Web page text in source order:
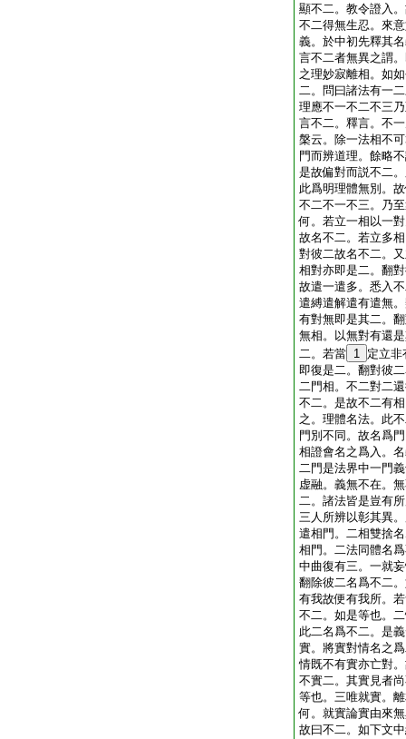
顯不二。教令證入
不二得無生忍。來
義。於中初先釋其
言不二者無異之謂
之理妙寂離相。如
二。問曰諸法有一
理應不一不二不三
言不二。釋言。不
槃云。除一法相不
門而辨道理。餘略
是故偏對而説不二
此爲明理體無別。
不二不一不三。乃
何。若立一相以一
故名不二。若立多
對彼二故名不二。
相對亦即是二。翻
故遣一遣多。悉入
遣縛遣解遣有遣無
有對無即是其二。
無相。以無對有還
二。若當 1 定立非
即復是二。翻對彼
二門相。不二對二
不二。是故不二有
之。理體名法。此
門別不同。故名爲
相證會名之爲入。
二門是法界中一門
虚融。義無不在。
二。諸法皆是豈有
三人所辨以彰其異
遣相門。二相雙捨
相門。二法同體名
中曲復有三。一就
翻除彼二名爲不二
有我故便有我所。
不二。如是等也。
此二名爲不二。是
實。將實對情名之
情既不有實亦亡對
不實二。其實見者
等也。三唯就實。
何。就實論實由來
故曰不二。如下文